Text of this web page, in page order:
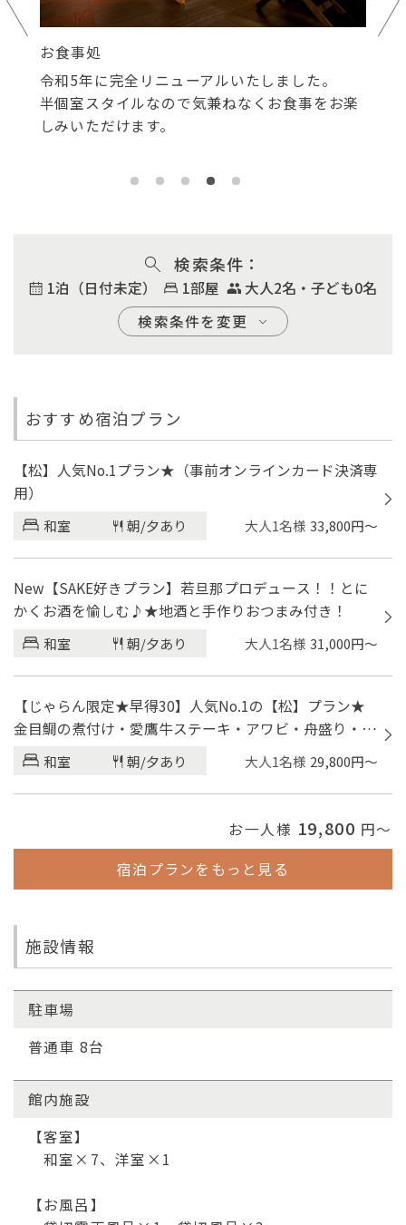
お食事処
令和5年に完全リニューアルいたしました。
半個室スタイルなので気兼ねなくお食事をお楽
しみいただけます。
検索条件
1泊（日付未定） 1部屋
大人2名・子ども0名
検索条件を変更
2026/08/07
子ども
おすすめ宿泊プラン
【松】人気No.1プラン★（事前オンラインカード決済専
用）
和室 朝/夕あり 大人1名様 33,800円～
New【SAKE好きプラン】若旦那プロデュース！！とに
かくお酒を愉しむ♪★地酒と手作りおつまみ付き！
和室 朝/夕あり 大人1名様 31,000円～
【じゃらん限定★早得30】人気No.1の【松】プラン★
金目鯛の煮付け・愛鷹牛ステーキ・アワビ・舟盛り・釜
飯
和室 朝/夕あり 大人1名様 29,800円～
お一人様 19,800 円～
宿泊プランをもっと見る
施設情報
駐車場
普通車 8台
館内施設
【客室】
和室×7、洋室×1
【お風呂】